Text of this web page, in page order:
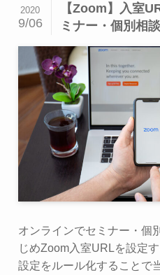
【Zoom】入室
ミナー・個別相
2020
9/06
オンラインでセミナー・個
じめZoom入室URLを設定
設定をルール化することで